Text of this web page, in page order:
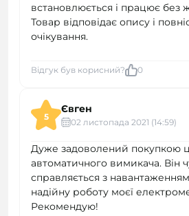
встановлюється і працює без
Товар відповідає опису і
очікування.
Відгук був корисний? 0
5
Євген
02 листопада 2021 (14:59)
Дуже задоволений покупкою
автоматичного вимикача. Він
справляється з
надійну роботу моєї
Рекомендую!